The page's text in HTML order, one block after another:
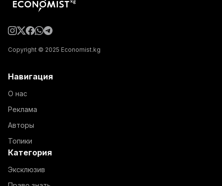
Copyright © 2025 Economist.kg
Навигация
О нас
Реклама
Авторы
Топики
Категория
Эксклюзив